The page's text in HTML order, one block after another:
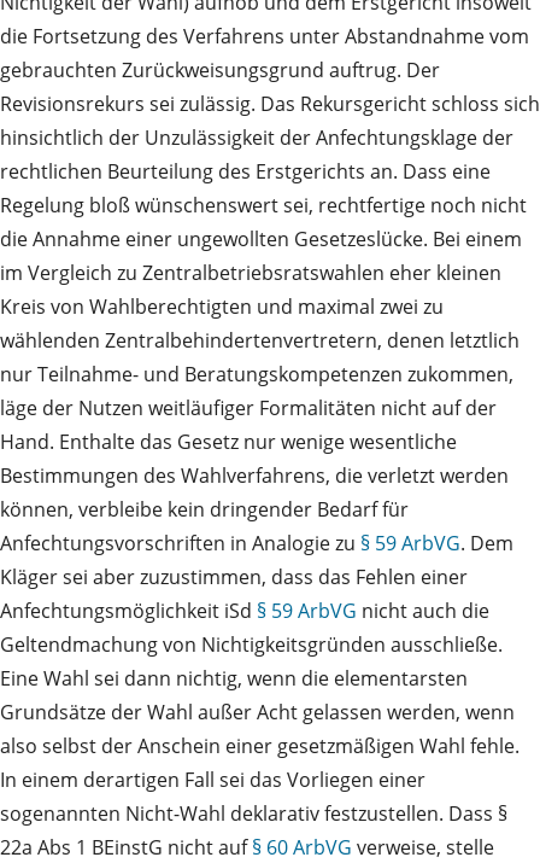
die Fortsetzung des Verfahrens unter Abstandnahme vom
gebrauchten Zurückweisungsgrund auftrug. Der
Revisionsrekurs sei zulässig. Das Rekursgericht schloss sich
hinsichtlich der Unzulässigkeit der Anfechtungsklage der
rechtlichen Beurteilung des Erstgerichts an. Dass eine
Regelung bloß wünschenswert sei, rechtfertige noch nicht
die Annahme einer ungewollten Gesetzeslücke. Bei einem
im Vergleich zu Zentralbetriebsratswahlen eher kleinen
Kreis von Wahlberechtigten und maximal zwei zu
wählenden Zentralbehindertenvertretern, denen letztlich
nur Teilnahme- und Beratungskompetenzen zukommen,
läge der Nutzen weitläufiger Formalitäten nicht auf der
Hand. Enthalte das Gesetz nur wenige wesentliche
Bestimmungen des Wahlverfahrens, die verletzt werden
können, verbleibe kein dringender Bedarf für
Anfechtungsvorschriften in Analogie zu § 59 ArbVG. Dem
Kläger sei aber zuzustimmen, dass das Fehlen einer
Anfechtungsmöglichkeit iSd § 59 ArbVG nicht auch die
Geltendmachung von Nichtigkeitsgründen ausschließe.
Eine Wahl sei dann nichtig, wenn die elementarsten
Grundsätze der Wahl außer Acht gelassen werden, wenn
also selbst der Anschein einer gesetzmäßigen Wahl fehle.
In einem derartigen Fall sei das Vorliegen einer
sogenannten Nicht-Wahl deklarativ festzustellen. Dass §
22a Abs 1 BEinstG nicht auf§ 60 ArbVG verweise, stelle